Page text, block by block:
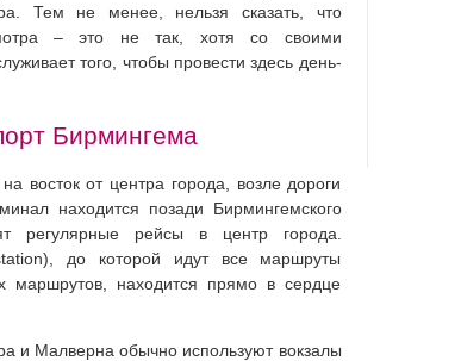
Тем не менее, нельзя сказать, что
– это не так, хотя со своими
того, чтобы провести здесь день-
Бирмингема
восток от центра города, возле дороги
находится позади Бирмингемского
регулярные рейсы в центр города.
до которой идут все маршруты
маршрутов, находится прямо в сердце
и Малверна обычно используют вокзалы